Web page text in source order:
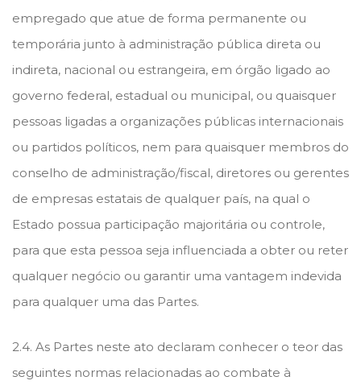
empregado que atue de forma permanente ou
temporária junto à administração pública direta ou
indireta, nacional ou estrangeira, em órgão ligado ao
governo federal, estadual ou municipal, ou quaisquer
pessoas ligadas a organizações públicas internacionais
ou partidos políticos, nem para quaisquer membros do
conselho de administração/fiscal, diretores ou gerentes
de empresas estatais de qualquer país, na qual o
Estado possua participação majoritária ou controle,
para que esta pessoa seja influenciada a obter ou reter
qualquer negócio ou garantir uma vantagem indevida
para qualquer uma das Partes.
2.4. As Partes neste ato declaram conhecer o teor das
seguintes normas relacionadas ao combate à